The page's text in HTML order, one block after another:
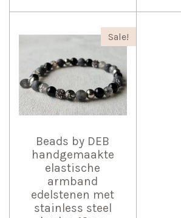
Sale!
Beads by DEB
handgemaakte
elastische
armband
edelstenen met
stainless steel